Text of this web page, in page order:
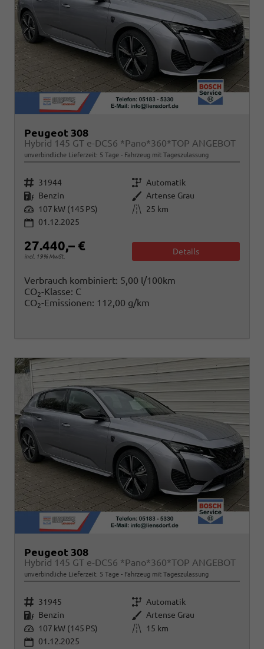
Peugeot 308
Hybrid 145 GT e-DCS6 *Pano*360*TOP ANGEBOT
unverbindliche Lieferzeit: 5 Tage Fahrzeug mit Tageszulassung
Fahrzeugnr. 31944 Getriebe Automatik
Kraftstoff Benzin Außenfarbe Artense Grau
Leistung 107 kW (145 PS) Kilometerstand
25 km
01.12.2025
27.440,– €
incl. 19% MwSt.
Details
Verbrauch kombiniert: 5,00 l/100km
CO2-Klasse: C
CO2-Emissionen: 112,00 g/km
Peugeot 308
Hybrid 145 GT e-DCS6 *Pano*360*TOP ANGEBOT
unverbindliche Lieferzeit: 5 Tage Fahrzeug mit Tageszulassung
Fahrzeugnr. 31945 Getriebe Automatik
Kraftstoff Benzin Außenfarbe Artense Grau
Leistung 107 kW (145 PS) Kilometerstand
15 km
01.12.2025